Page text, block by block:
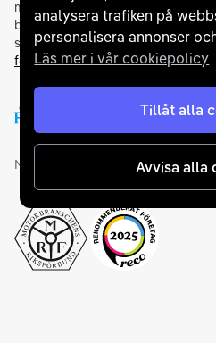
analysera trafiken på
personalisera annonser
Läs mer i vår cookiepolicy
Tillåt alla
Avvisa alla
möjliga finansieringslösning och
betalningsmetoder. För att du ska
samarbetar vi med Folksam och
försäkringar och garantier.
Medlemskap och utmärkelser